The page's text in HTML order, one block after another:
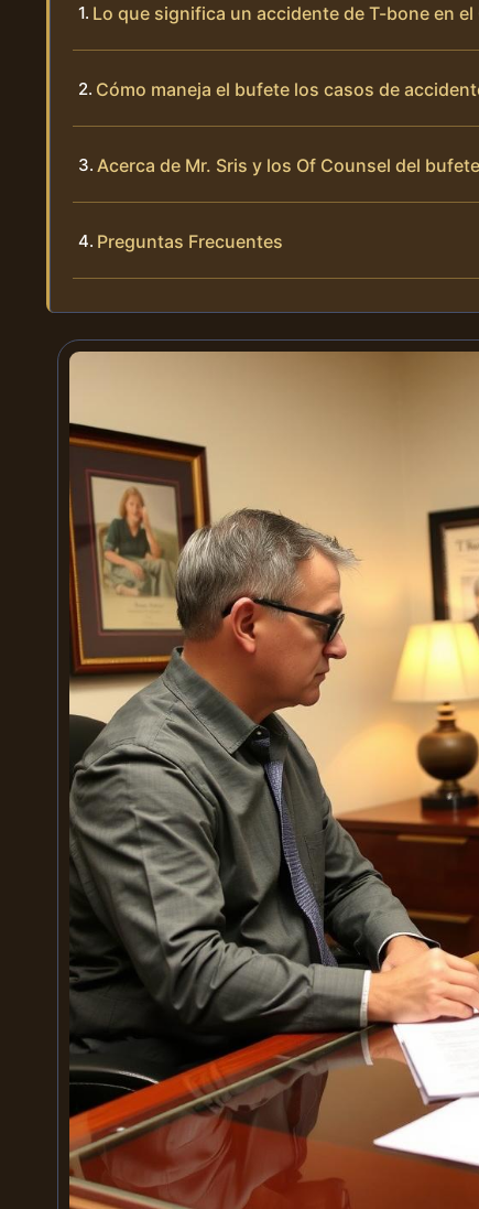
Lo que significa un accidente de T-bone en
Cómo maneja el bufete los casos de
Acerca de Mr. Sris y los Of Counsel del bufete
Preguntas Frecuentes